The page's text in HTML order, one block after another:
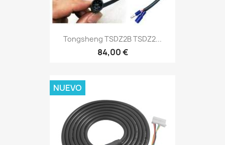
Tongsheng TSDZ2B TSDZ2...
84,00 €
NUEVO